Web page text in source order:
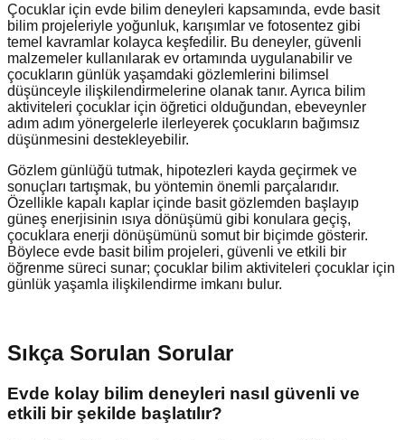
Çocuklar için evde bilim deneyleri kapsamında, evde basit
bilim projeleriyle yoğunluk, karışımlar ve fotosentez gibi
temel kavramlar kolayca keşfedilir. Bu deneyler, güvenli
malzemeler kullanılarak ev ortamında uygulanabilir ve
çocukların günlük yaşamdaki gözlemlerini bilimsel
düşünceyle ilişkilendirmelerine olanak tanır. Ayrıca bilim
aktiviteleri çocuklar için öğretici olduğundan, ebeveynler
adım adım yönergelerle ilerleyerek çocukların bağımsız
düşünmesini destekleyebilir.
Gözlem günlüğü tutmak, hipotezleri kayda geçirmek ve
sonuçları tartışmak, bu yöntemin önemli parçalarıdır.
Özellikle kapalı kaplar içinde basit gözlemden başlayıp
güneş enerjisinin ısıya dönüşümü gibi konulara geçiş,
çocuklara enerji dönüşümünü somut bir biçimde gösterir.
Böylece evde basit bilim projeleri, güvenli ve etkili bir
öğrenme süreci sunar; çocuklar bilim aktiviteleri çocuklar için
günlük yaşamla ilişkilendirme imkanı bulur.
Sıkça Sorulan Sorular
Evde kolay bilim deneyleri nasıl güvenli ve
etkili bir şekilde başlatılır?